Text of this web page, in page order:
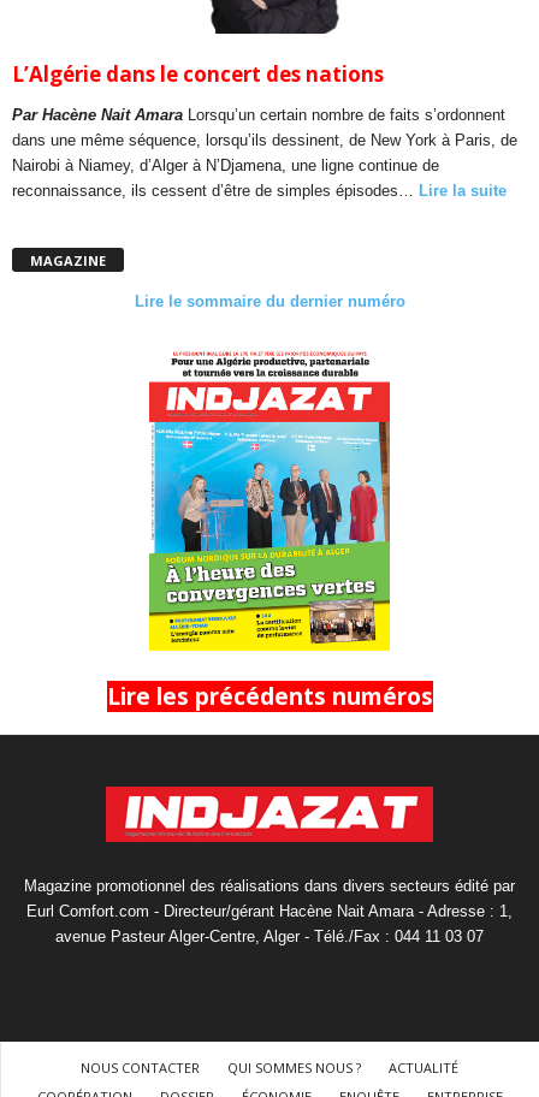
L’Algérie dans le concert des nations
Par Hacène Nait Amara
Lorsqu’un certain nombre de faits s’ordonnent
dans une même séquence, lorsqu’ils dessinent, de New York à Paris, de
Nairobi à Niamey, d’Alger à N’Djamena, une ligne continue de
reconnaissance, ils cessent d’être de simples épisodes…
Lire la suite
MAGAZINE
Lire le sommaire du dernier numéro
Lire les précédents numéros
Magazine promotionnel des réalisations dans divers secteurs édité par
Eurl Comfort.com - Directeur/gérant Hacène Nait Amara - Adresse : 1,
avenue Pasteur Alger-Centre, Alger - Télé./Fax : 044 11 03 07
NOUS CONTACTER QUI SOMMES NOUS ?
ACTUALITÉ